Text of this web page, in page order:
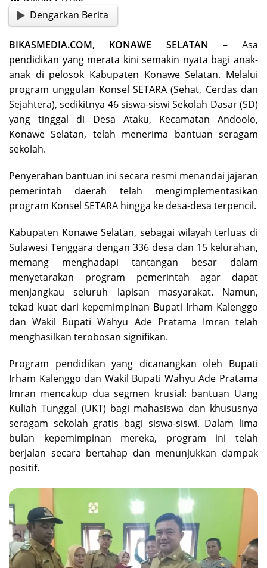
Dengarkan Berita
BIKASMEDIA.COM, KONAWE SELATAN – Asa
pendidikan yang merata kini semakin nyata bagi anak-
anak di pelosok Kabupaten Konawe Selatan. Melalui
program unggulan Konsel SETARA (Sehat, Cerdas dan
Sejahtera), sedikitnya 46 siswa-siswi Sekolah Dasar (SD)
yang tinggal di Desa Ataku, Kecamatan Andoolo,
Konawe Selatan, telah menerima bantuan seragam
sekolah.
Penyerahan bantuan ini secara resmi menandai jajaran
pemerintah daerah telah mengimplementasikan
program Konsel SETARA hingga ke desa-desa terpencil.
Kabupaten Konawe Selatan, sebagai wilayah terluas di
Sulawesi Tenggara dengan 336 desa dan 15 kelurahan,
memang menghadapi tantangan besar dalam
menyetarakan program pemerintah agar dapat
menjangkau seluruh lapisan masyarakat. Namun,
tekad kuat dari kepemimpinan Bupati Irham Kalenggo
dan Wakil Bupati Wahyu Ade Pratama Imran telah
menghasilkan terobosan signifikan.
Program pendidikan yang dicanangkan oleh Bupati
Irham Kalenggo dan Wakil Bupati Wahyu Ade Pratama
Imran mencakup dua segmen krusial: bantuan Uang
Kuliah Tunggal (UKT) bagi mahasiswa dan khususnya
seragam sekolah gratis bagi siswa-siswi. Dalam lima
bulan kepemimpinan mereka, program ini telah
berjalan secara bertahap dan menunjukkan dampak
positif.